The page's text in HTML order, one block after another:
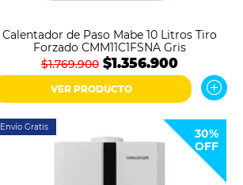
Calentador de Paso Mabe 10 Litros Tiro
Forzado CMM11C1FSNA Gris
$1.769.900 $1.356.900
VER PRODUCTO
Envío Gratis
30%
OFF